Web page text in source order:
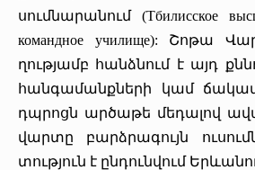
սում­նա­րա­նում (Тбилисское
командное училище): ­Շո­թա
ղութ­յամբ հանձ­նում է այդ
հան­գա­մանք­նե­րի կամ
դպրոցն ար­ծա­թե մե­դա­լով
վար­տը բարձ­րա­գույն
տութ­յուն է ըն­դուն­վում